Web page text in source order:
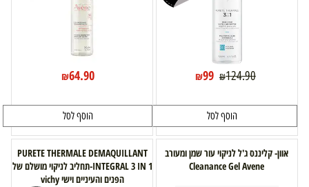
₪124.90
₪99
הוסף לסל
₪64.90
הוסף לסל
אוון- קליננס ג'ל לניקוי עור שמן ומעורב
Cleanance Gel Avene
PURETE THERMALE DEMAQUILLANT
INTEGRAL 3 IN 1-תחליב לניקוי מושלם של
הפנים והעיניים וישי vichy